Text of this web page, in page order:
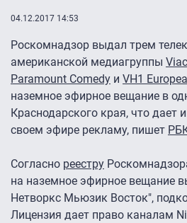
04.12.2017 14:53
Роскомнадзор выдал трем
американской медиагруппы
Paramount Comedy и VH1
наземное эфирное вещание в
Краснодарского края, что
своем эфире рекламу, пишет
Согласно реестру
на наземное эфирное вещание
Нетворкс Мьюзик Восток",
Лицензия дает право каналам